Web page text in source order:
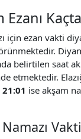
Ezanı
için ezan vakti
belirtilen saat
etmektedir.
21:01 ise akşam
Vakti